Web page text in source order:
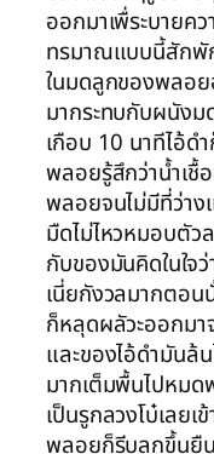
ออกมาเพื่ระบายค
ทรมาณแบบนี้สักพัก
ในมดลูกของพลอย
มากระทบกับผนังม
เกือบ 10 นาทีไอ้ด
พลอยรู้สึกว่าน้ำเชื้
พลอยจนไม่มีที่ว่า
มืดไม่ไหวหมอบตั
กับของมันคิดในใจ
เนี่ยกังวลมากตอ
ก็หลุดผลัวะออกม
และของไอ้ดำมันล้
มากเต็มพื้นไปหมด
เป็นรูกลวงโบ๋เลยเ
พลอยก็รีบลุกขึ้นยื